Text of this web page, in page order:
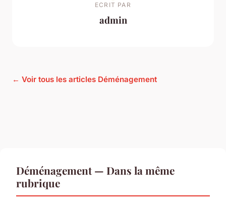
ECRIT PAR
admin
← Voir tous les articles Déménagement
Déménagement — Dans la même
rubrique